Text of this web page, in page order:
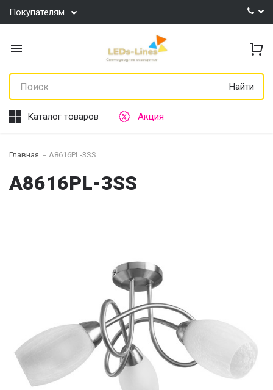
Покупателям
Найти
Каталог товаров Акция
Главная A8616PL-3SS
A8616PL-3SS